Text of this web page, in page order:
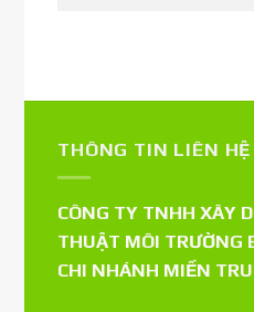
THÔNG TIN LIÊN HỆ
CÔNG TY TNHH XÂY
THUẬT MÔI TRƯỜNG
CHI NHÁNH MIỀN